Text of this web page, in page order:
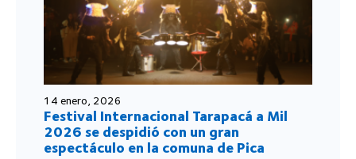
14 enero, 2026
Festival Internacional Tarapacá a Mil
2026 se despidió con un gran
espectáculo en la comuna de Pica